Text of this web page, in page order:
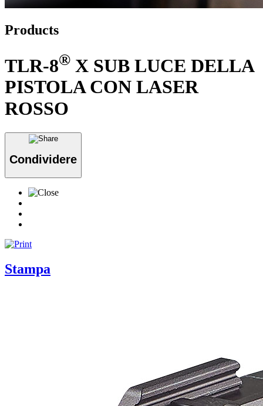
Products
TLR-8® X SUB LUCE DELLA
PISTOLA CON LASER
ROSSO
Condividere
Stampa